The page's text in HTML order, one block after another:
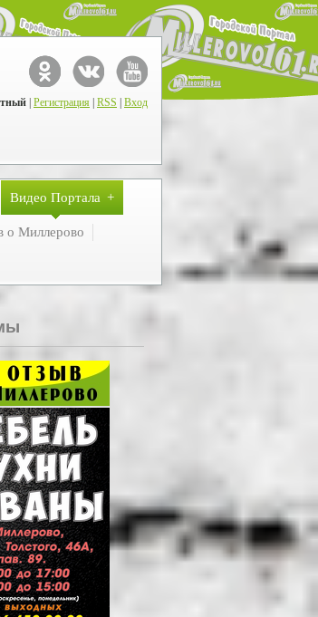
Регистрация RSS Вход
Видео Портала
о Миллерово